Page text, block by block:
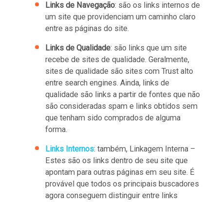
Links de Navegação: são os links internos de
um site que providenciam um caminho claro
entre as páginas do site.
Links de Qualidade: são links que um site
recebe de sites de qualidade. Geralmente,
sites de qualidade são sites com Trust alto
entre search engines. Ainda, links de
qualidade são links a partir de fontes que não
são consideradas spam e links obtidos sem
que tenham sido comprados de alguma
forma.
Links Internos: também, Linkagem Interna –
Estes são os links dentro de seu site que
apontam para outras páginas em seu site. É
provável que todos os principais buscadores
agora conseguem distinguir entre links